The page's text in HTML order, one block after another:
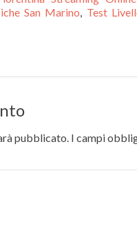
San Marino, Test
pubblicato. I campi